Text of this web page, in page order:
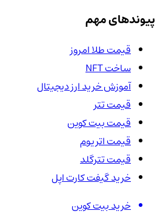
پیوندهای مهم
قیمت طلا امروز
ساخت NFT
آموزش خرید ارز دیجیتال
قیمت تتر
قیمت بیت کوین
قیمت اتریوم
قیمت تترگلد
خرید گیفت کارت اپل
خرید بیت کوین